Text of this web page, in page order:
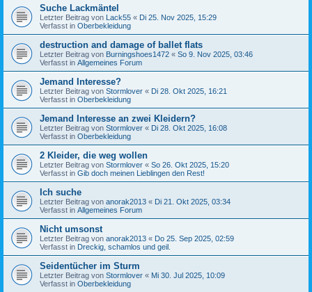
Suche Lackmäntel
Letzter Beitrag von Lack55 « Di 25. Nov 2025, 15:29
Verfasst in Oberbekleidung
destruction and damage of ballet flats
Letzter Beitrag von Burningshoes1472 « So 9. Nov 2025, 03:46
Verfasst in Allgemeines Forum
Jemand Interesse?
Letzter Beitrag von Stormlover « Di 28. Okt 2025, 16:21
Verfasst in Oberbekleidung
Jemand Interesse an zwei Kleidern?
Letzter Beitrag von Stormlover « Di 28. Okt 2025, 16:08
Verfasst in Oberbekleidung
2 Kleider, die weg wollen
Letzter Beitrag von Stormlover « So 26. Okt 2025, 15:20
Verfasst in Gib doch meinen Lieblingen den Rest!
Ich suche
Letzter Beitrag von anorak2013 « Di 21. Okt 2025, 03:34
Verfasst in Allgemeines Forum
Nicht umsonst
Letzter Beitrag von anorak2013 « Do 25. Sep 2025, 02:59
Verfasst in Dreckig, schamlos und geil.
Seidentücher im Sturm
Letzter Beitrag von Stormlover « Mi 30. Jul 2025, 10:09
Verfasst in Oberbekleidung